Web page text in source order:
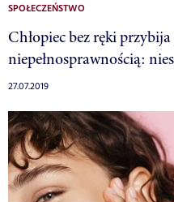
SPOŁECZEŃSTWO
Chłopiec bez ręki
niepełnosprawnością:
27.07.2019